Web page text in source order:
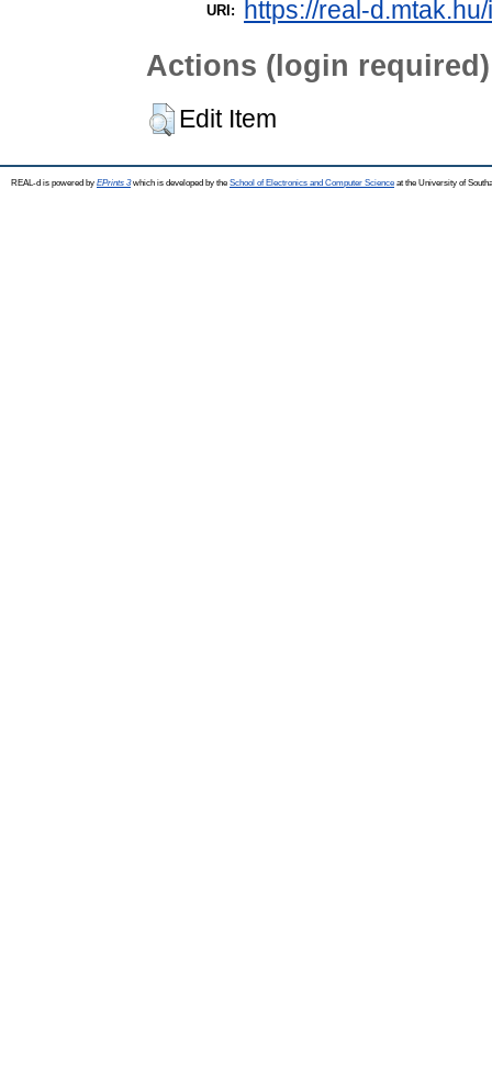
URI: https://real-
Actions (login required)
Edit Item
REAL-d is powered by EPrints 3which is developed by the School of Electronics and Computer Science at the University of